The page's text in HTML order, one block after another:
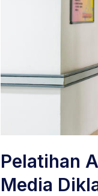
Pelatihan
Media